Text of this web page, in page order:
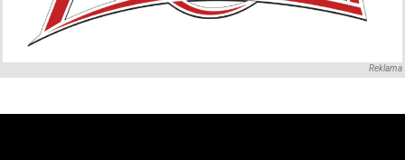
Reklama